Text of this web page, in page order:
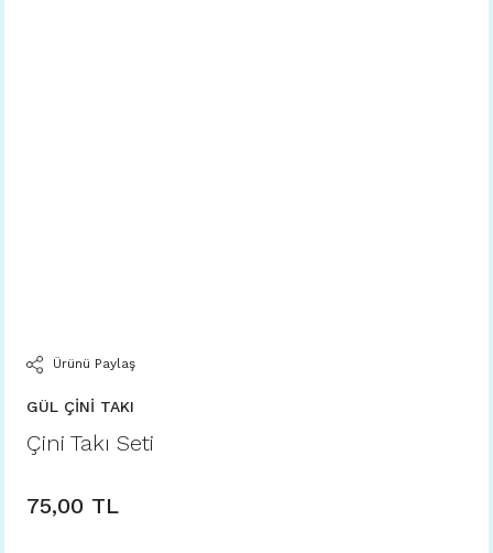
Ürünü Paylaş
GÜL ÇİNİ TAKI
Çini Takı Seti
75,00 TL